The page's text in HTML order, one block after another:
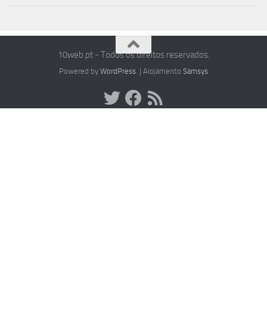
10web.pt - Todos os direitos reservados.
Powered by WordPress. | Alojamento Samsys